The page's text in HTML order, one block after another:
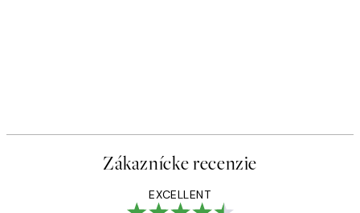
Zákaznícke recenzie
EXCELLENT